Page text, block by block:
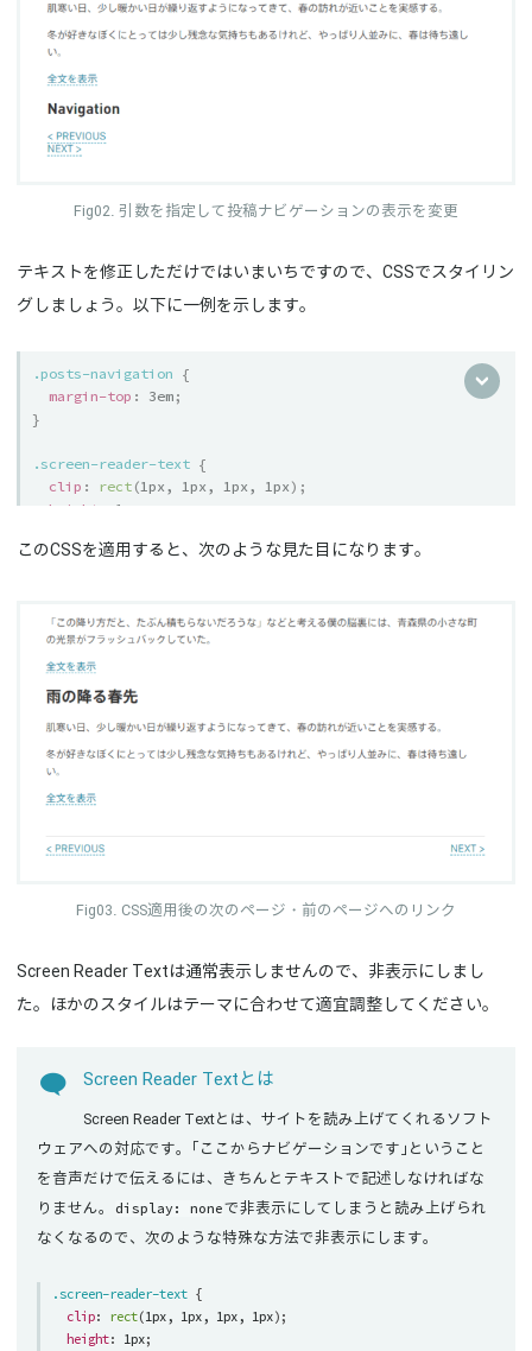
引数を指定して投稿ナビゲーションの表示を変更
テキストを修正しただけではいまいちですので、CSSでスタイリン
グしましょう。以下に一例を示します。
.posts-navigation {
margin-top : 3em;
}
.screen-reader-text {
clip : rect(1px, 1px, 1px, 1px ) ;
height
1px
position: absolute !important;
.nav-links
border-top:
.nav-links:after
content
clear: both
.nav-previous {
.nav-next {
このCSSを適用すると、次のような見た目になります。
CSS適用後の次のページ・前のページへのリンク
Screen Reader Textは通常表示しませんので、非表示にしまし
た。ほかのスタイルはテーマに合わせて適宜調整してください。
Screen Reader Textとは
Screen Reader Textとは、サイトを読み上げてくれるソフト
ウェアへの対応です。「ここからナビゲーションです」ということ
を音声だけで伝えるには、きちんとテキストで記述しなければな
りません。 display: noneで非表示にしてしまうと読み上げられ
なくなるので、次のような特殊な方法で非表示にします。
.screen-reader-text {
clip: rect(1px, 1px, 1px, 1px) ;
height: 1px;